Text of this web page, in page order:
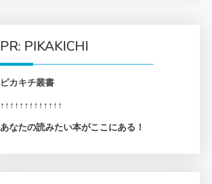
PR: PIKAKICHI
ピカキチ叢書
↑↑↑↑↑↑↑↑↑↑↑↑↑
あなたの読みたい本がここにある！